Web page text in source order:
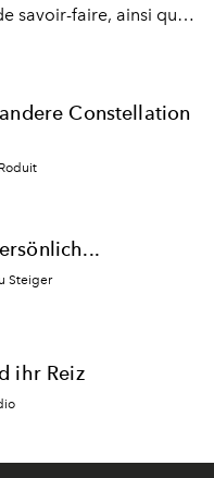
savoir-faire, ainsi que
Constellation
Steiger
ihr Reiz